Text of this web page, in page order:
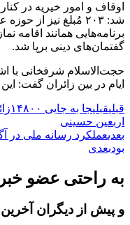
اوقاف و امور خیریه در
شد: ۲۰۳ مُبلغ نیز از
برنامه‌هایی همانند اقامه
گفتمان‌های دینی برپا شد.
حجت‌الاسلام شرفخانی با
ایام در بین زائران گفت:
قبلیقبلی
جا
اربعین حسینی
بعدیعملکرد رسانه ملی در
بودبعدی
به راحتی عضو
و پیش از دیگران